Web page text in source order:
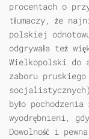
procentach o
tłumaczy, że
polskiej
odgrywała też
Wielkopolski do
zaboru pruskiego
było
wyodrębnieni,
Dowolność i